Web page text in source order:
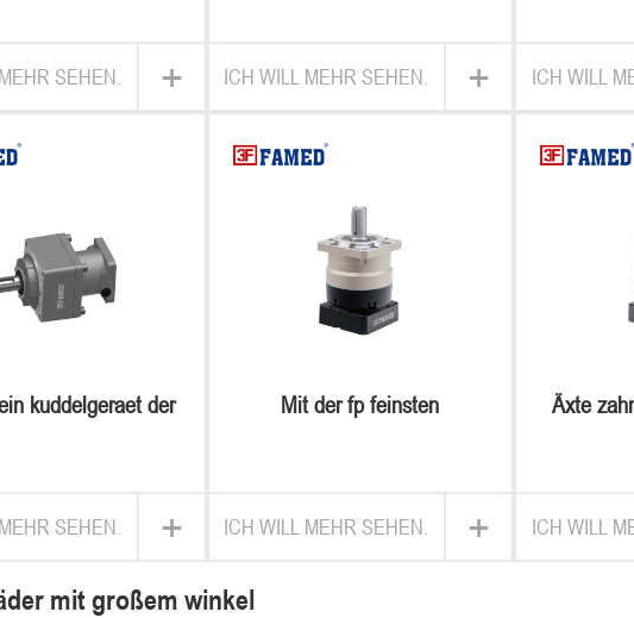
+
SEHEN. +
ICH WILL MEHR SEHEN. ICH WILL
kuddelgeraet der
+
SEHEN.
Mit der fp feinsten
+
ICH WILL MEHR SEHEN.
Äxte
ICH WILL
mit großem winkel